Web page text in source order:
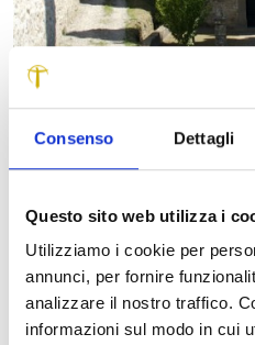
Consenso Dettagli
Questo sito web utilizza i
Utilizziamo i cookie per
annunci, per fornire
analizzare il nostro traffico.
informazioni sul modo in cui
i lavori di ristrutturazione al tetto
riprendere a riunirsi qui in assemblea